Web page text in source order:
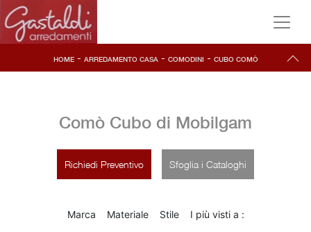
HOME- ARREDAMENTO CASA- COMODINI - CUBO COMÒ
Comò Cubo di Mobilgam
Richiedi Preventivo Sfoglia i Cataloghi
Marca Materiale Stile I più visti a :